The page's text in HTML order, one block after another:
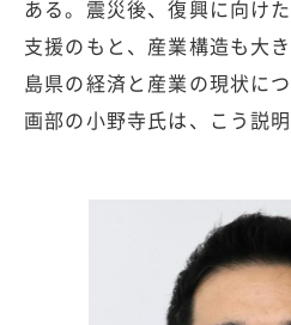
ある。震災後、復興に向け
支援のもと、産業構造も大
島県の経済と産業の現状に
画部の小野寺氏は、こう説明